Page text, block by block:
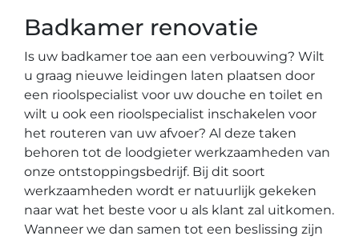
Badkamer renovatie
Is uw badkamer toe aan een verbouwing? Wilt
u graag nieuwe leidingen laten plaatsen door
een rioolspecialist voor uw douche en toilet en
wilt u ook een rioolspecialist inschakelen voor
het routeren van uw afvoer? Al deze taken
behoren tot de loodgieter werkzaamheden van
onze ontstoppingsbedrijf. Bij dit soort
werkzaamheden wordt er natuurlijk gekeken
naar wat het beste voor u als klant zal uitkomen.
Wanneer we dan samen tot een beslissing zijn